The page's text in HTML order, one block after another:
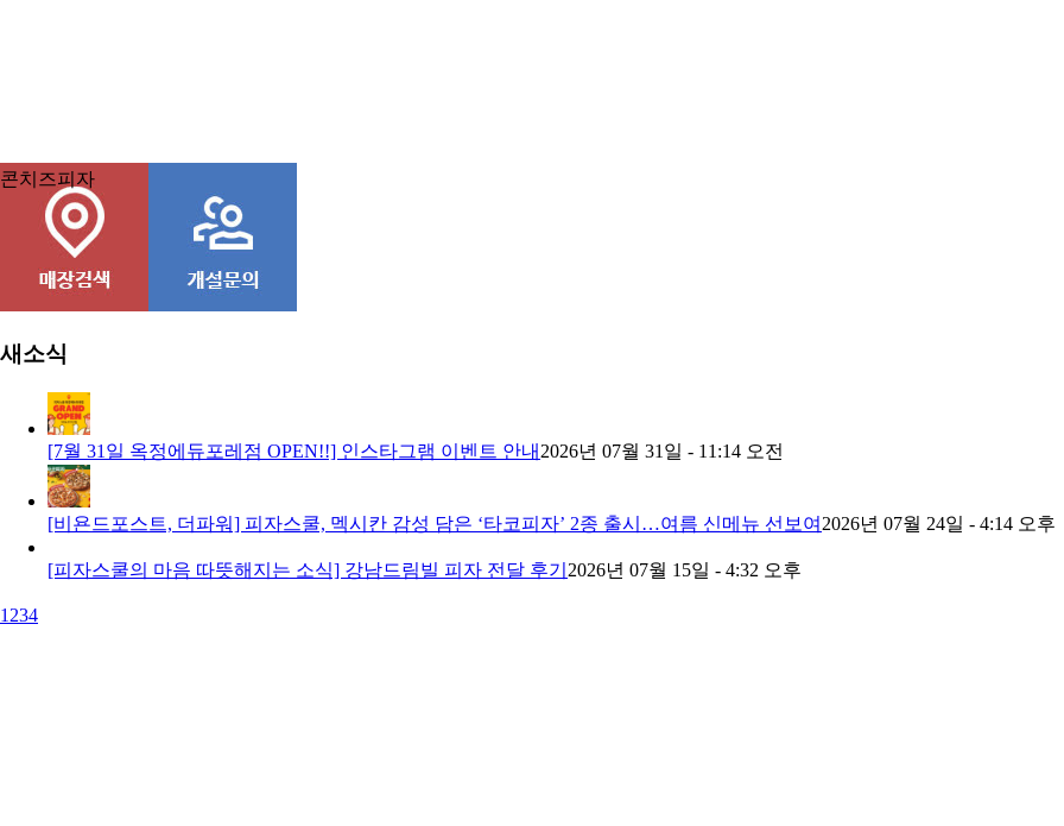
콘치즈피자
새소식
[7월 31일 옥정에듀포레점 OPEN!!] 인스타그램 이벤트 안내 2026년 07월 31일 - 11:14 오전
[비욘드포스트, 더파워] 피자스쿨, 멕시칸 감성 담은 ‘타코피자’ 2종 출시…여름 신메뉴 선보여 2026년 07월 24일 - 4:14 오후
[피자스쿨의 마음 따뜻해지는 소식] 강남드림빌 피자 전달 후기 2026년 07월 15일 - 4:32 오후
1234